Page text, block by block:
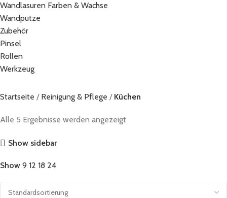
Wandlasuren Farben & Wachse
Wandputze
Zubehör
Pinsel
Rollen
Werkzeug
Startseite Reinigung & Pflege Küchen
Alle 5 Ergebnisse werden angezeigt
Show sidebar
Show 9 12 18 24